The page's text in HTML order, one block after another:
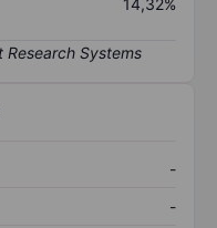
14,32%
-
-